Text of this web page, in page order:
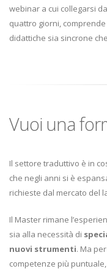
webinar a cui collegarsi
quattro giorni,
didattiche sia sincrone
Vuoi una
Il settore traduttivo è in
che negli anni si è
richieste dal mercato del
Il Master rimane
sia alla necessità di
nuovi strumenti. Ma
competenze più